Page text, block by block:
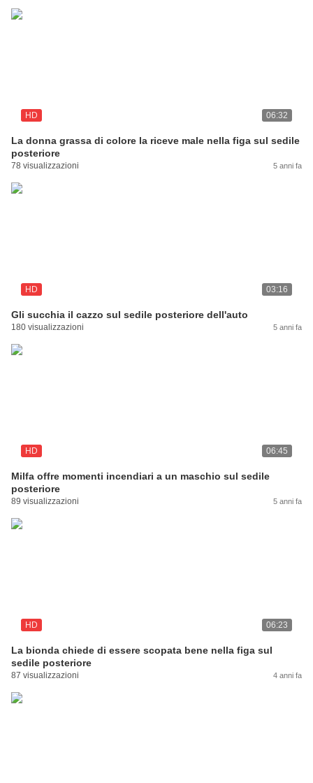
HD 06:32
La donna grassa di colore la riceve male nella figa sul sedile
posteriore
78 visualizzazioni 5 anni fa
HD 03:16
Gli succhia il cazzo sul sedile posteriore dell'auto
180 visualizzazioni 5 anni fa
HD 06:45
Milfa offre momenti incendiari a un maschio sul sedile
posteriore
89 visualizzazioni 5 anni fa
HD 06:23
La bionda chiede di essere scopata bene nella figa sul
sedile posteriore
87 visualizzazioni 4 anni fa